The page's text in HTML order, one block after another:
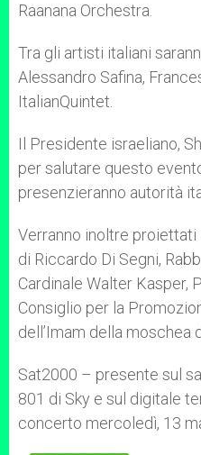
Raanana Orchestra.
Tra gli artisti italiani
Alessandro Safina,
ItalianQuintet.
Il Presidente israeliano,
per salutare questo
presenzieranno autorità
Verranno inoltre
di Riccardo Di Segni,
Cardinale Walter Kasper,
Consiglio per la
dell’Imam della moschea
Sat2000 – presente sul
801 di Sky e sul digitale
concerto mercoledì, 13